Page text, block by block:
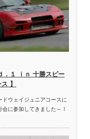
．１ ｉｎ 十勝スピー
】
ドウェイジュニアコースに
に参加してきました～！